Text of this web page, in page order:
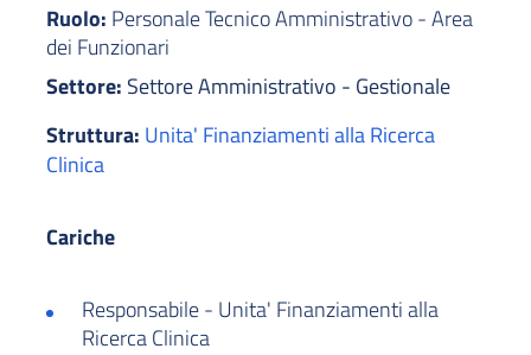
Ruolo: Personale Tecnico Amministrativo - Area
dei Funzionari
Settore: Settore Amministrativo - Gestionale
Struttura: Unita' Finanziamenti alla Ricerca
Clinica
Cariche
Responsabile - Unita' Finanziamenti alla
Ricerca Clinica